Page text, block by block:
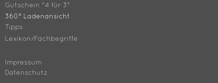
Gutschein "4 für 3"
360° Ladenansicht
Tipps
Lexikon/Fachbegriffe
Impressum
Datenschutz